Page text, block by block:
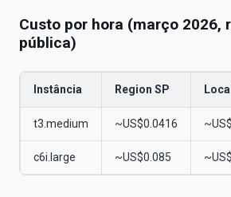
Custo por hora (março 2026,
pública)
Instância Region SP
t3.medium ~US$0.0416
c6i.large ~US$0.085